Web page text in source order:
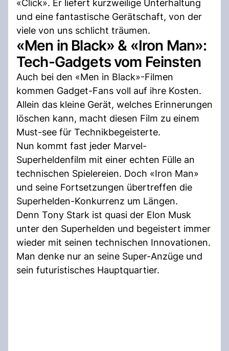
«Click». Er liefert kurzweilige Unterhaltung
und eine fantastische Gerätschaft, von der
viele von uns schlicht träumen.
«Men in Black» & «Iron Man»:
Tech-Gadgets vom Feinsten
Auch bei den «Men in Black»-Filmen
kommen Gadget-Fans voll auf ihre Kosten.
Allein das kleine Gerät, welches Erinnerungen
löschen kann, macht diesen Film zu einem
Must-see für Technikbegeisterte.
Nun kommt fast jeder Marvel-
Superheldenfilm mit einer echten Fülle an
technischen Spielereien. Doch «Iron Man»
und seine Fortsetzungen übertreffen die
Superhelden-Konkurrenz um Längen.
Denn Tony Stark ist quasi der Elon Musk
unter den Superhelden und begeistert immer
wieder mit seinen technischen Innovationen.
Man denke nur an seine Super-Anzüge und
sein futuristisches Hauptquartier.